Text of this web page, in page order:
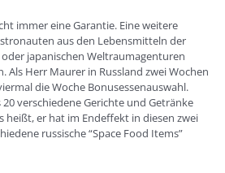
immer eine Garantie. Eine weitere
aus den Lebensmitteln der
japanischen Weltraumagenturen
Als Herr Maurer in Russland zwei Wochen
die Woche Bonusessenauswahl.
verschiedene Gerichte und Getränke
heißt, er hat im Endeffekt in diesen zwei
russische “Space Food Items”